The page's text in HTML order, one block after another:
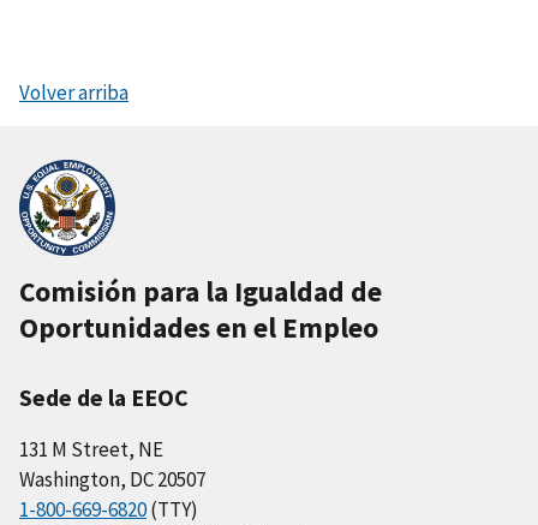
Volver arriba
Comisión para la Igualdad de
Oportunidades en el Empleo
Sede de la EEOC
131 M Street, NE
Washington, DC 20507
1-800-669-6820(TTY)